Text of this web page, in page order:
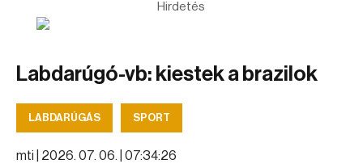
Hirdetés
Labdarúgó-vb: kiestek a brazilok
LABDARÚGÁS SPORT
mti | 2026. 07. 06. | 07:34:26